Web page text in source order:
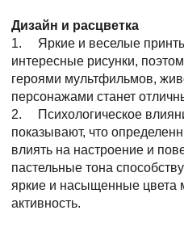
Дизайн и расцветка
1. Яркие и веселые
интересные рисунки,
героями мультфильмов,
персонажами станет
2. Психологическое
показывают, что
влиять на настроение и
пастельные тона
яркие и насыщенные цвета
активность.